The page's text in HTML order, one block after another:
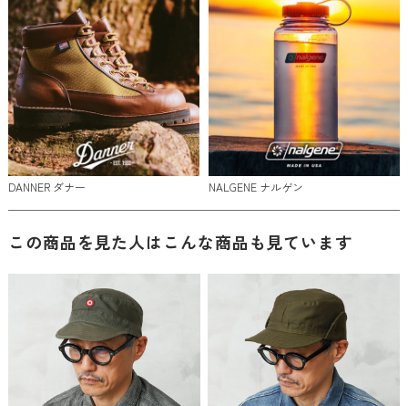
DANNER ダナー NALGENE ナルゲン
この商品を見た人はこんな商品も見ています